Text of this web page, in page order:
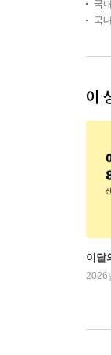
국
국
이
이달
2026